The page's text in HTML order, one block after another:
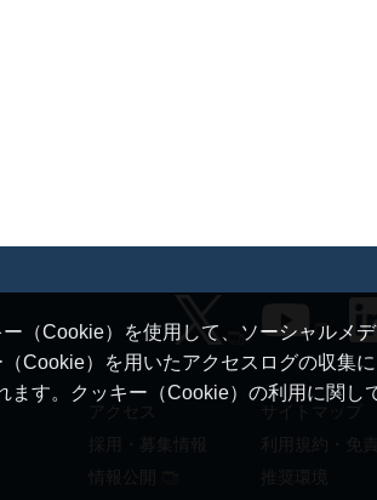
（Cookie）を使用して、ソーシャルメ
Cookie）を用いたアクセスログの収集
す。クッキー（Cookie）の利用に関し